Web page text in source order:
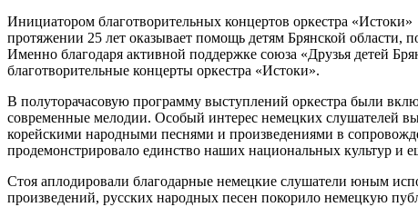
Инициатором благотворительных концертов оркестра
протяжении 25 лет оказывает помощь детям Брянской
Именно благодаря активной поддержке союза «Друзья детей
благотворительные концерты оркестра «Истоки».
В полуторачасовую программу выступлений оркестра были
современные мелодии. Особый интерес немецких слушателей
корейскими народными песнями и произведениями в
продемонстрировало единство наших национальных культур и
Стоя аплодировали благодарные немецкие слушатели юным
произведений, русских народных песен покорило немецкую